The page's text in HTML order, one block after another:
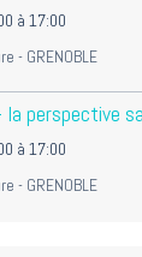
à 17:00
- GRENOBLE
la perspective
à 17:00
- GRENOBLE